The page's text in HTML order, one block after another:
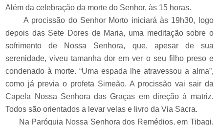
Além da celebração da morte do Senhor, às 15 horas.
A procissão do Senhor Morto iniciará às 19h30, logo
depois das Sete Dores de Maria, uma meditação sobre o
sofrimento de Nossa Senhora, que, apesar de sua
serenidade, viveu tamanha dor em ver o seu filho preso e
condenado à morte. “Uma espada lhe atravessou a alma”,
como já previa o profeta Simeão. A procissão vai sair da
Capela Nossa Senhora das Graças em direção à matriz.
Todos são orientados a levar velas e livro da Via Sacra.
Na Paróquia Nossa Senhora dos Remédios, em Tibagi,